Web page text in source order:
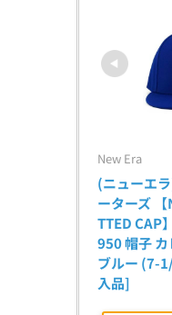
New Era
(ニューエ
ーターズ
TTED CAP
950 帽子 カ
ブルー (7-
入品]